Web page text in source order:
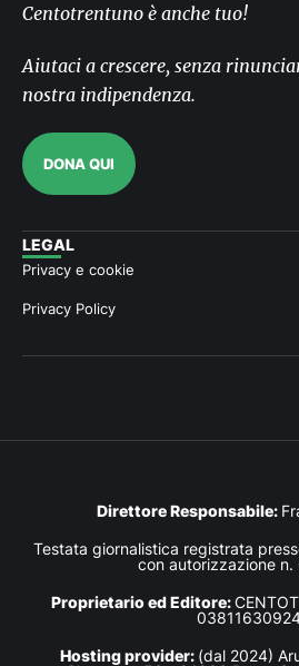
Centotrentuno è anche tuo!
Aiutaci a crescere, senza
nostra indipendenza.
DONA QUI
LEGAL
Privacy e cookie
Privacy Policy
Direttore Responsabile:
Testata giornalistica registrata
con autorizzazione
Proprietario ed Editore:
Hosting provider: (dal 2024)